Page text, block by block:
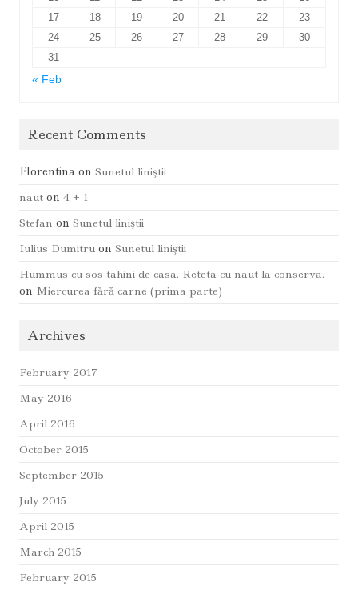
17
18 19 20 21 22
23
24
25 26 27 28 29
30
31
« Feb
Recent Comments
Florentina on Sunetul liniştii
naut on 4 + 1
Stefan on Sunetul liniştii
Iulius Dumitru on Sunetul liniştii
Hummus cu sos tahini de casa. Reteta cu naut la conserva.
on Miercurea fără carne (prima parte)
Archives
February 2017
May 2016
April 2016
October 2015
September 2015
July 2015
April 2015
March 2015
February 2015